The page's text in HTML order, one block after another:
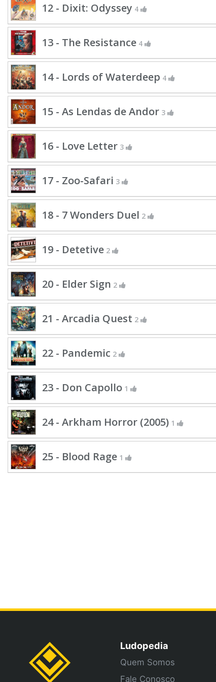
12 - Dixit: Odyssey 4
13 - The Resistance 4
14 - Lords of Waterdeep 4
15 - As Lendas de Andor 3
16 - Love Letter 3
17 - Zoo-Safari 3
18 - 7 Wonders Duel 2
19 - Detetive 2
20 - Elder Sign 2
21 - Arcadia Quest 2
22 - Pandemic 2
23 - Don Capollo 1
24 - Arkham Horror (2005) 1
25 - Blood Rage 1
Ludopedia
Quem Somos
Fale Conosco